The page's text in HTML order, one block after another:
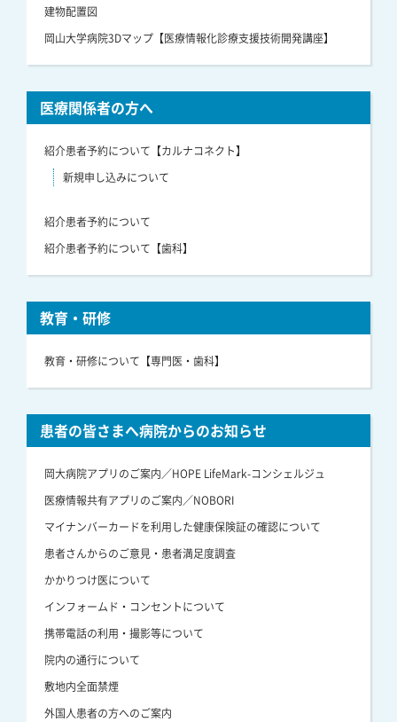
建物配置図
岡山大学病院3Dマップ【医療情報化診療支援技術開発講座】
医療関係者の方へ
紹介患者予約について【カルナコネクト】
新規申し込みについて
紹介患者予約について
紹介患者予約について【歯科】
教育・研修
教育・研修について【専門医・歯科】
患者の皆さまへ病院からのお知らせ
岡大病院アプリのご案内／HOPE LifeMark-コンシェルジュ
医療情報共有アプリのご案内／NOBORI
マイナンバーカードを利用した健康保険証の確認について
患者さんからのご意見・患者満足度調査
かかりつけ医について
インフォームド・コンセントについて
携帯電話の利用・撮影等について
院内の通行について
敷地内全面禁煙
外国人患者の方へのご案内